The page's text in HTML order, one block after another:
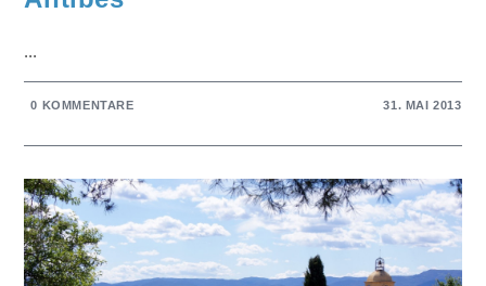
...
0 KOMMENTARE 31. MAI 2013